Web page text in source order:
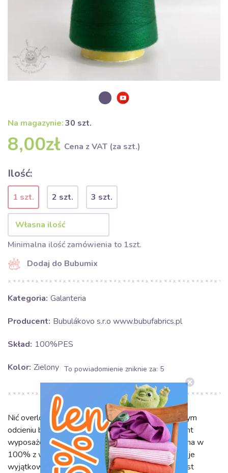
Na magazynie:30 szt.
8,00zł Cena z VAT (za szt.)
Ilość:
1 szt. 2 szt. 3 szt.
Minimalna ilość zamówienia to 1szt.
Dodaj do Bubumix
Kategoria: Galanteria
Producent: Bubulákovo s.r.o www.bubufabrics.pl
Skład: 100%PES
Kolor: Zielony
Nić overlockowa o długości 2700 metrów w pięknym
odcieniu butelkowej zieleni to niezastąpiony element
wyposażenia każdej pracowni krawieckiej. Wykonana w
100% z wysokiej jakości poliestru (PES), gwarantuje
wyjątkową trwałość i odporność na zerwanie, co jest
To powiadomienie zniknie za: 4